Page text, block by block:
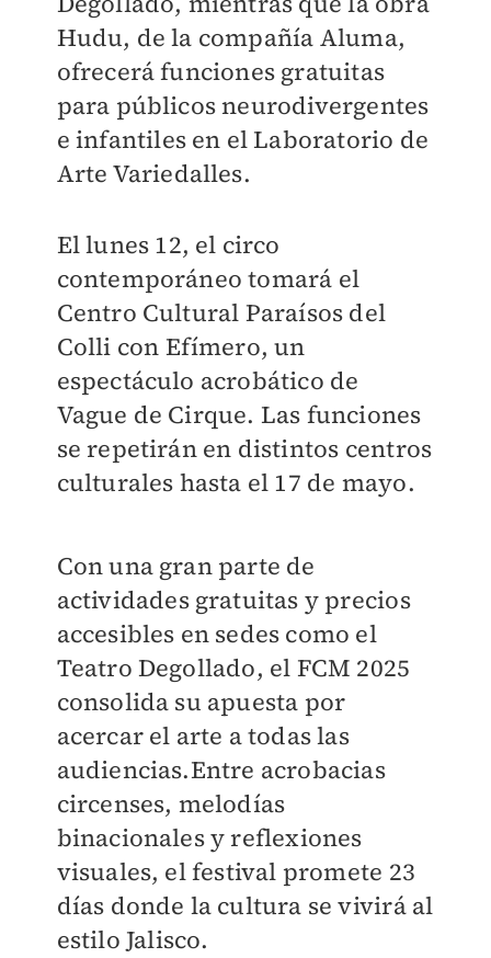
Hudu, de la compañía Aluma,
ofrecerá funciones gratuitas
para públicos neurodivergentes
e infantiles en el Laboratorio de
Arte Variedalles.
El lunes 12, el circo
contemporáneo tomará el
Centro Cultural Paraísos del
Colli con Efímero, un
espectáculo acrobático de
Vague de Cirque. Las funciones
se repetirán en distintos centros
culturales hasta el 17 de mayo.
Con una gran parte de
actividades gratuitas y precios
accesibles en sedes como el
Teatro Degollado, el FCM 2025
consolida su apuesta por
acercar el arte a todas las
audiencias.Entre acrobacias
circenses, melodías
binacionales y reflexiones
visuales, el festival promete 23
días donde la cultura se vivirá al
estilo Jalisco.